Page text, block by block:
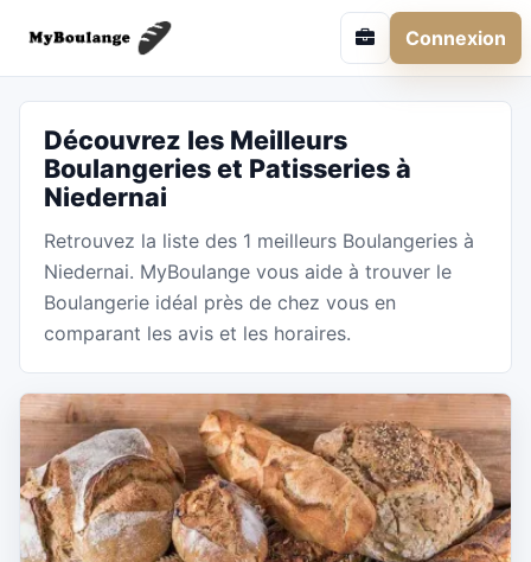
Connexion
Découvrez les Meilleurs
Boulangeries et Patisseries à
Niedernai
Retrouvez la liste des 1 meilleurs Boulangeries à
Niedernai. MyBoulange vous aide à trouver le
Boulangerie idéal près de chez vous en
comparant les avis et les horaires.